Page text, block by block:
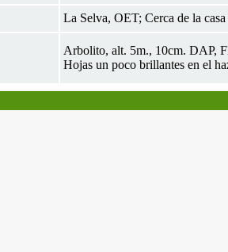
La Selva, OET; Cerca de la
Arbolito, alt. 5m., 10cm. DAP,
Hojas un poco brillantes en el